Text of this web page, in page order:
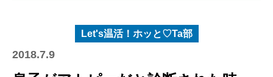
Let's温活！ホッと♡Ta部
2018.7.9